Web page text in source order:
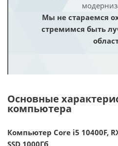
Мы не стараемся
стремимся быть
Основные
компьютера
Компьютер Core i5 10400F,
SSD 1000Гб